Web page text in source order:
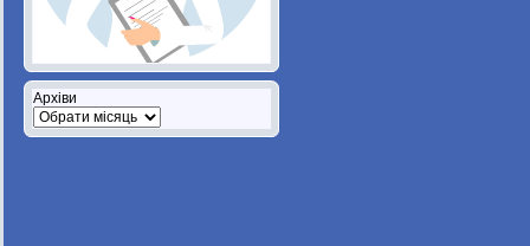
Архіви